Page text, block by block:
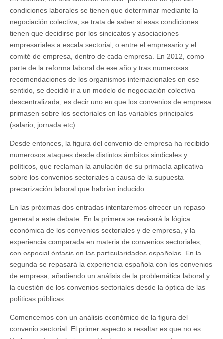
condiciones laborales se tienen que determinar mediante la
negociación colectiva, se trata de saber si esas condiciones
tienen que decidirse por los sindicatos y asociaciones
empresariales a escala sectorial, o entre el empresario y el
comité de empresa, dentro de cada empresa. En 2012, como
parte de la reforma laboral de ese año y tras numerosas
recomendaciones de los organismos internacionales en ese
sentido, se decidió ir a un modelo de negociación colectiva
descentralizada, es decir uno en que los convenios de empresa
primasen sobre los sectoriales en las variables principales
(salario, jornada etc).
Desde entonces, la figura del convenio de empresa ha recibido
numerosos ataques desde distintos ámbitos sindicales y
políticos, que reclaman la anulación de su primacía aplicativa
sobre los convenios sectoriales a causa de la supuesta
precarización laboral que habrían inducido.
En las próximas dos entradas intentaremos ofrecer un repaso
general a este debate. En la primera se revisará la lógica
económica de los convenios sectoriales y de empresa, y la
experiencia comparada en materia de convenios sectoriales,
con especial énfasis en las particularidades españolas. En la
segunda se repasará la experiencia española con los convenios
de empresa, añadiendo un análisis de la problemática laboral y
la cuestión de los convenios sectoriales desde la óptica de las
políticas públicas.
Comencemos con un análisis económico de la figura del
convenio sectorial. El primer aspecto a resaltar es que no es